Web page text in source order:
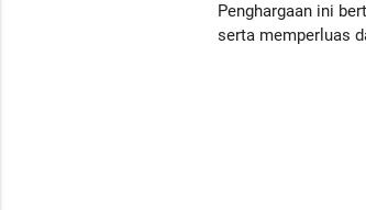
Penghargaan ini
serta memperluas